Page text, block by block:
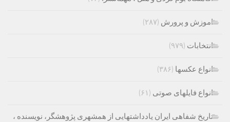
اموزش و پرورش (۲۸۷)
انتخابات (۹۷۹)
انواع عکسها (۳۸۶)
انواع فایلهای صوتی (۶۱)
تاریخ شفاهی ایران یادداشتهایی از همشهری پژوهشگر، نویسنده ،